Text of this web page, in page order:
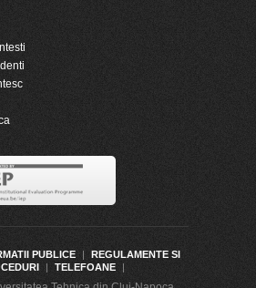
PUBLICE |
REGULAMENTE SI
| TELEFOANE |